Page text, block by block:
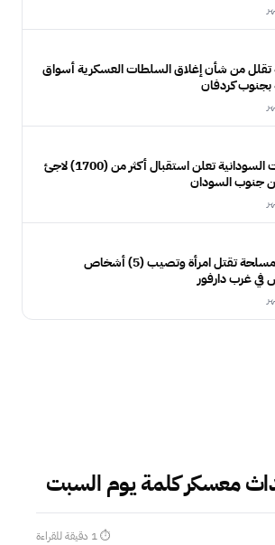
تقلل من شأن إغلاق السلطات العسكرية أسواق
كردفان
السلطات السودانية تعلن استقبال أكثر من (1700) لاجئ
جنوب السودان
مليشيا مسلحة تقتل امرأة وتصيب (5) أشخاص
في غرب دارفور
معسكر كلمة يوم السبت
⏱ 1 دقيقة للقراءة